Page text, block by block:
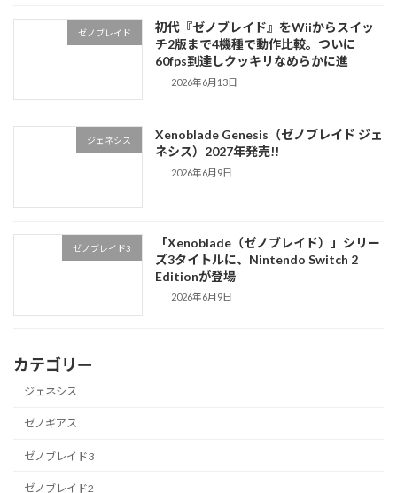
ゼノブレイド
初代『ゼノブレイド』をWiiからスイッ
チ2版まで4機種で動作比較。ついに
60fps到達しクッキリなめらかに進
2026年6月13日
ジェネシス
Xenoblade Genesis（ゼノブレイド ジェ
ネシス）2027年発売!!
2026年6月9日
ゼノブレイド3
「Xenoblade（ゼノブレイド）」シリー
ズ3タイトルに、Nintendo Switch 2
Editionが登場
2026年6月9日
カテゴリー
ジェネシス
ゼノギアス
ゼノブレイド3
ゼノブレイド2